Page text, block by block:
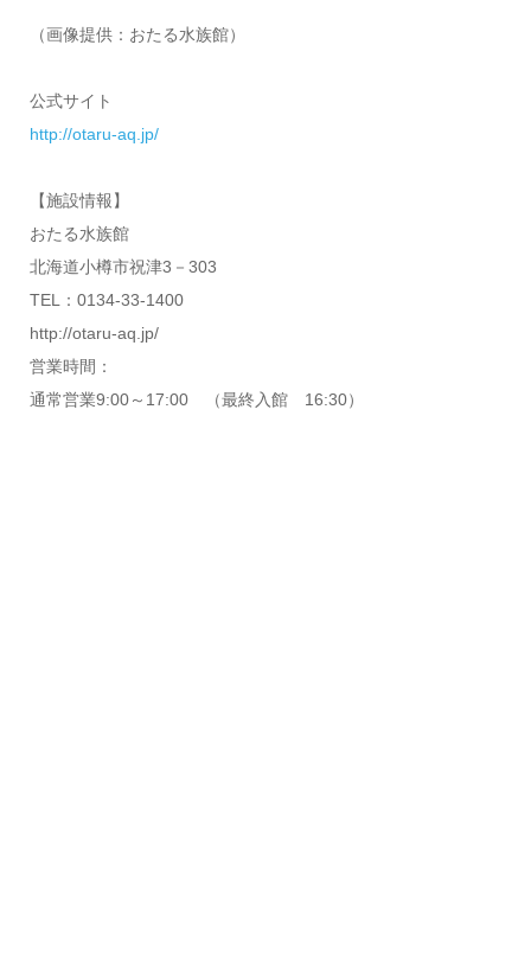
（画像提供：おたる水族館）
公式サイト
http://otaru-aq.jp/
【施設情報】
おたる水族館
北海道小樽市祝津3－303
TEL：0134-33-1400
http://otaru-aq.jp/
営業時間：
通常営業9:00～17:00 （最終入館 16:30）